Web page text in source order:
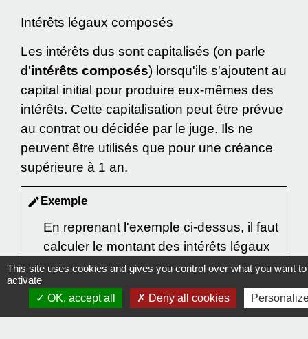
Intérêts légaux composés
Les intérêts dus sont capitalisés (on parle
d'intérêts composés) lorsqu'ils s'ajoutent au
capital initial pour produire eux-mêmes des
intérêts. Cette capitalisation peut être prévue
au contrat ou décidée par le juge. Ils ne
peuvent être utilisés que pour une créance
supérieure à 1 an.
editExemple
En reprenant l'exemple ci-dessus, il faut
calculer le montant des intérêts légaux
dus pour l'année 2015, puis l'inclure
dans le capital pour le calcul de l'année
2016. Le calcul à faire est le suivant :
This site uses cookies and gives you control over what you want to
activate
OK, accept all
Deny all cookies